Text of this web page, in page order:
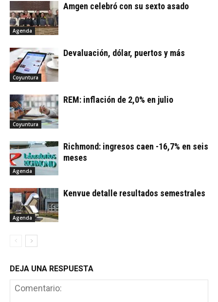
Agenda
Amgen celebró con su sexto asado
Coyuntura
Devaluación, dólar, puertos y más
Coyuntura
REM: inflación de 2,0% en julio
Agenda
Richmond: ingresos caen -16,7% en seis
meses
Agenda
Kenvue detalle resultados semestrales
DEJA UNA RESPUESTA